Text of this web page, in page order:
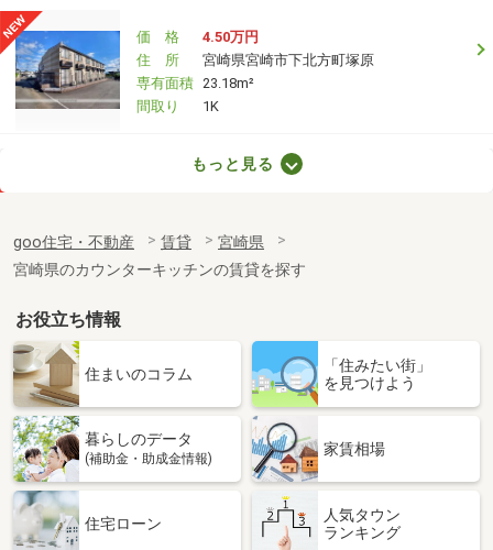
価 格
4.50万円
住 所
宮崎県宮崎市下北方町塚原
専有面積 23.18m²
間取り
1K
専有面積
19.87m²
間取り
1K
宮崎県宮崎市下北方町塚原
価 格
4.90万円
宮崎県宮崎市下北方町塚原
専有面積 23.18m²
間取り
宮崎県宮崎市吉村町
もっと見る
goo住宅・不動産 賃貸
宮崎県
宮崎県のカウンターキッチンの賃貸を探す
お役立ち情報
住まいのコラム
「住みたい街」
を見つけよう
暮らしのデータ
(補助金・助成金情報)
家賃相場
住宅ローン
人気タウン
ランキング